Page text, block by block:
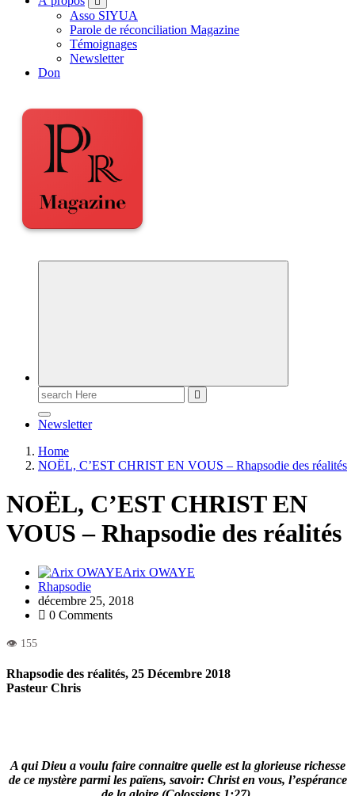
Asso SIYUA
Parole de réconciliation Magazine
Témoignages
Newsletter
Don
Newsletter
Home
NOËL, C’EST CHRIST EN VOUS – Rhapsodie des réalités
NOËL, C’EST CHRIST EN
VOUS – Rhapsodie des réalités
Arix OWAYE
Rhapsodie
décembre 25, 2018
0 Comments
Rhapsodie des réalités, 25 Décembre 2018
Pasteur Chris
A qui Dieu a voulu faire connaitre quelle est la glorieuse richesse
de ce mystère parmi les païens, savoir: Christ en vous, l’espérance